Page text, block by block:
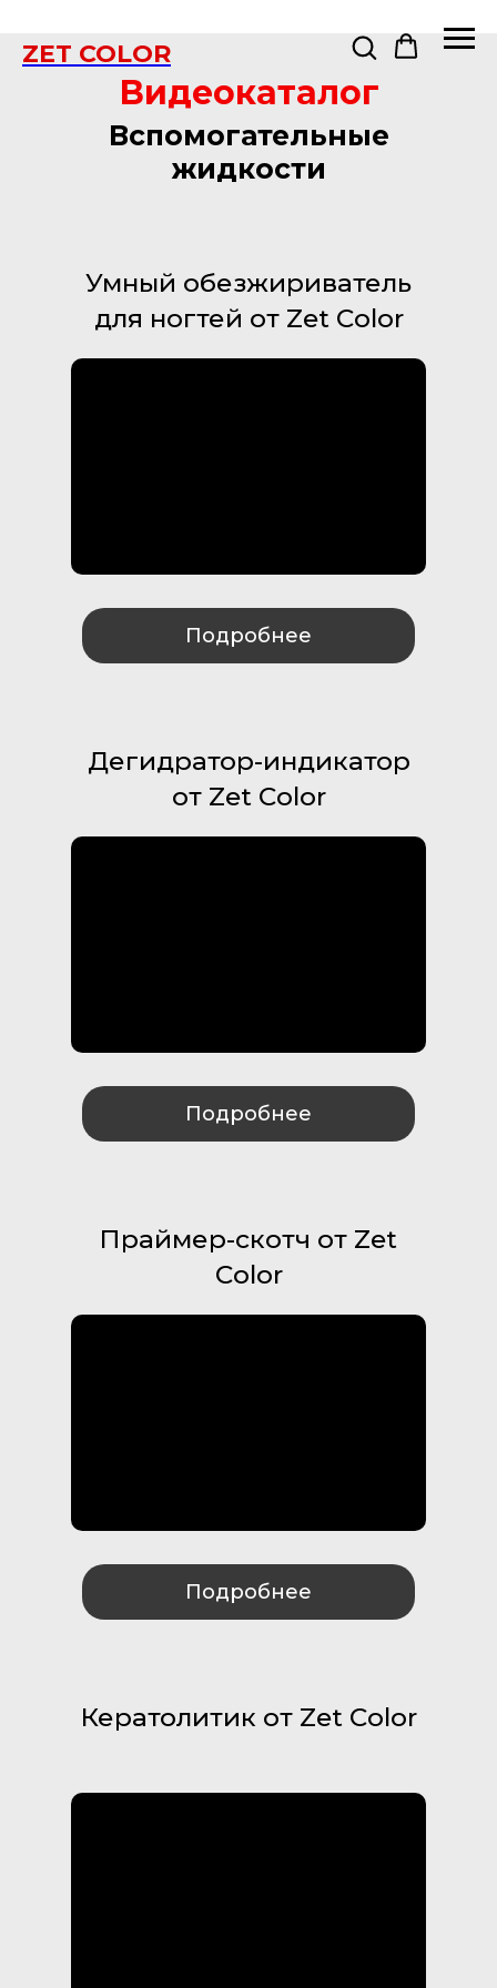
ZET COLOR
Видеокаталог
Вспомогательные
жидкости
Умный обезжириватель
для ногтей от Zet Color
Подробнее
Дегидратор-индикатор
от Zet Color
Подробнее
Праймер-скотч от Zet
Color
Подробнее
Кератолитик от Zet Color